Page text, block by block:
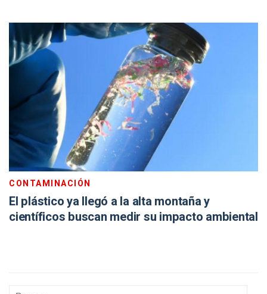
CONTAMINACIÓN
El plástico ya llegó a la alta montaña y
científicos buscan medir su impacto ambiental